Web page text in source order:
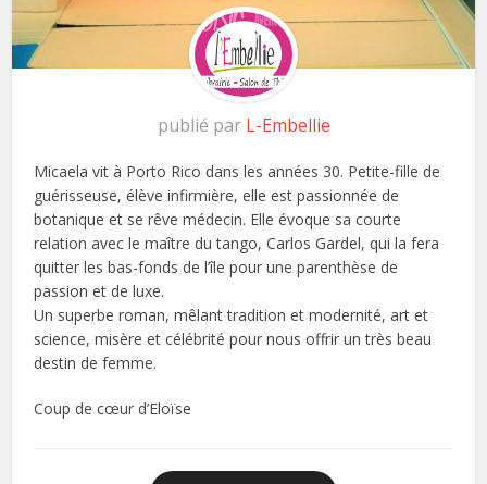
publié par L-Embellie
Micaela vit à Porto Rico dans les années 30. Petite-fille de
guérisseuse, élève infirmière, elle est passionnée de
botanique et se rêve médecin. Elle évoque sa courte
relation avec le maître du tango, Carlos Gardel, qui la fera
quitter les bas-fonds de l’île pour une parenthèse de
passion et de luxe.
Un superbe roman, mêlant tradition et modernité, art et
science, misère et célébrité pour nous offrir un très beau
destin de femme.
Coup de cœur d’Eloïse